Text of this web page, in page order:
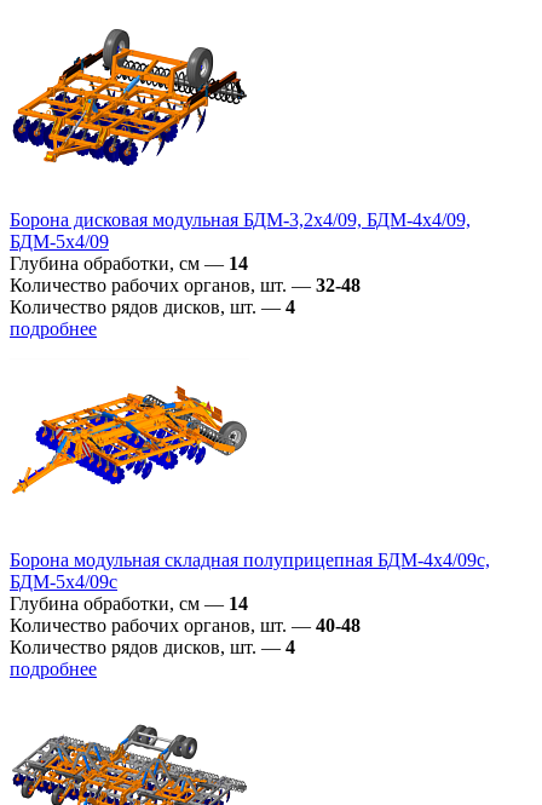
Борона дисковая модульная БДМ-3,2х4/09, БДМ-4х4/09,
БДМ-5х4/09
Глубина обработки, см — 14
Количество рабочих органов, шт. — 32-48
Количество рядов дисков, шт. — 4
подробнее
Борона модульная складная полуприцепная БДМ-4х4/09с,
БДМ-5х4/09с
Глубина обработки, см — 14
Количество рабочих органов, шт. — 40-48
Количество рядов дисков, шт. — 4
подробнее